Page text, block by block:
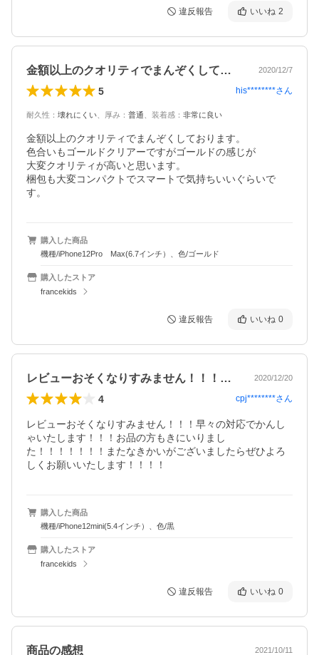
違反報告 いいね 2
金額以上のクオリティでまんぞくしており… 2020/12/7
5 his********さん
耐久性 ： 壊れにくい 厚み ： 普通 装着感 ： 非常に良い
金額以上のクオリティでまんぞくしております。
色合いもゴールドクリアーですがゴールドの感じが
大変クオリティが高いと思います。
梱包も大変コンパクトでスマートで気持ちいいぐらいで
す。
購入した商品
機種/iPhone12Pro Max(6.7インチ）、色/ゴールド
購入したストア
francekids
違反報告 いいね 0
レビューおそくなりすみません！！！早々… 2020/12/20
4 cpj********さん
レビューおそくなりすみません！！！早々の対応でかんし
ゃいたします！！！お品の方もきにいりまし
た！！！！！！！またなきかいがございましたらぜひよろ
しくお願いいたします！！！！
購入した商品
機種/iPhone12mini(5.4インチ）、色/黒
購入したストア
francekids
違反報告 いいね 0
商品の感想 2021/10/11